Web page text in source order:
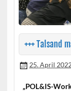
+++ Talsand
25. April
„POL&IS-